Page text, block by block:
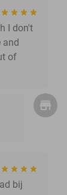
I don't
and
of
bij